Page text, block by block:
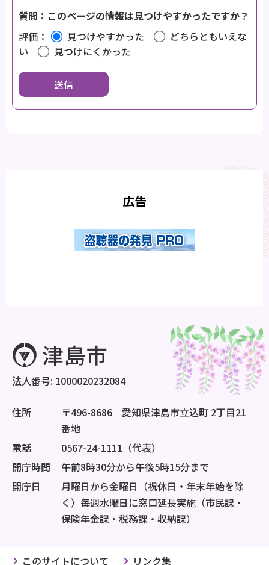
質問：このページの情報は見つけやすかったですか？
評価：
見つけやすかった
どちらともいえな
い
見つけにくかった
広告
法人番号: 1000020232084
住所
〒496-8686 愛知県津島市立込町 2丁目21
番地
電話
0567-24-1111（代表）
開庁時間
午前8時30分から午後5時15分まで
開庁日
月曜日から金曜日（祝休日・年末年始を除
く）毎週水曜日に窓口延長実施（市民課・
保険年金課・税務課・収納課）
このサイトについて リンク集